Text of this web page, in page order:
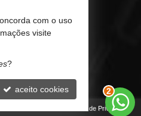
Política de Privacidade
3
com o uso
visite
?
aceito cookies